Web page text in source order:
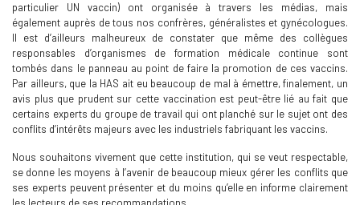
particulier UN vaccin) ont organisée à travers les médias, mais
également auprès de tous nos confrères, généralistes et gynécologues.
Il est d’ailleurs malheureux de constater que même des collègues
responsables d’organismes de formation médicale continue sont
tombés dans le panneau au point de faire la promotion de ces vaccins.
Par ailleurs, que la HAS ait eu beaucoup de mal à émettre, finalement, un
avis plus que prudent sur cette vaccination est peut-être lié au fait que
certains experts du groupe de travail qui ont planché sur le sujet ont des
conflits d’intérêts majeurs avec les industriels fabriquant les vaccins.
Nous souhaitons vivement que cette institution, qui se veut respectable,
se donne les moyens à l’avenir de beaucoup mieux gérer les conflits que
ses experts peuvent présenter et du moins qu’elle en informe clairement